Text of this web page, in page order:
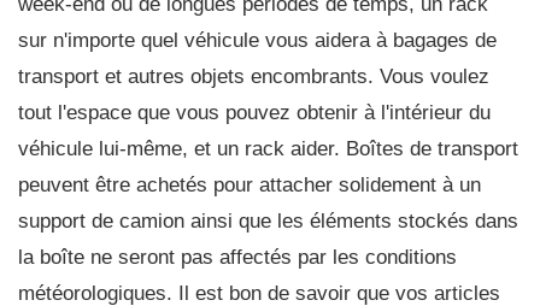
sur n'importe quel véhicule vous aidera à bagages de
transport et autres objets encombrants. Vous voulez
tout l'espace que vous pouvez obtenir à l'intérieur du
véhicule lui-même, et un rack aider. Boîtes de transport
peuvent être achetés pour attacher solidement à un
support de camion ainsi que les éléments stockés dans
la boîte ne seront pas affectés par les conditions
météorologiques. Il est bon de savoir que vos articles